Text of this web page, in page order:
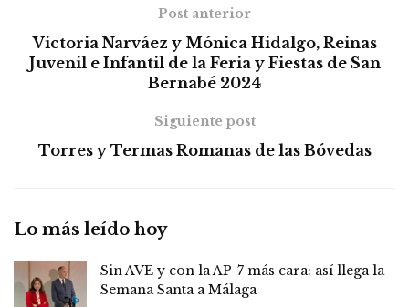
Post anterior
Victoria Narváez y Mónica Hidalgo, Reinas
Juvenil e Infantil de la Feria y Fiestas de San
Bernabé 2024
Siguiente post
Torres y Termas Romanas de las Bóvedas
Lo más leído hoy
Sin AVE y con la AP-7 más cara: así llega la
Semana Santa a Málaga